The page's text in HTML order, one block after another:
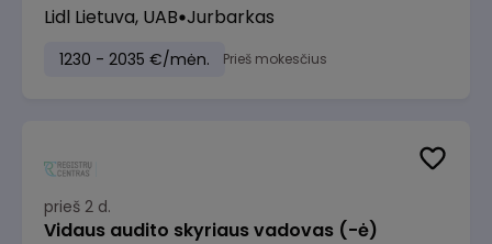
Lidl Lietuva, UAB Jurbarkas
1230 - 2035 €/mėn. Prieš mokesčius
prieš 2 d.
Vidaus audito skyriaus vadovas (-ė)